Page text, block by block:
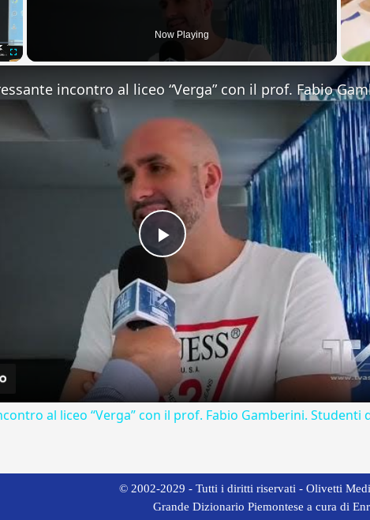
Now Playing
Play
Video
al liceo “Verga” con il prof. Fabio Gamberini. Studenti
© 2002-2029 - Tutti i diritti riservati - Olivetti
Grande Dizionario Piemontese a cura di